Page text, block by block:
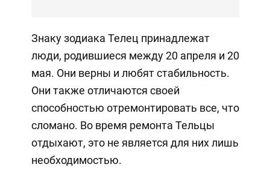
Знаку зодиака Телец принадлежат
люди, родившиеся между 20 апреля и 20
мая. Они верны и любят стабильность.
Они также отличаются своей
способностью отремонтировать все, что
сломано. Во время ремонта Тельцы
отдыхают, это не является для них лишь
необходимостью.